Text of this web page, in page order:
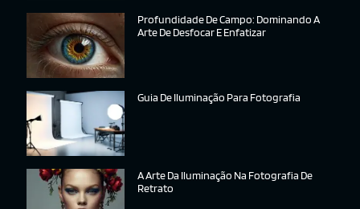
Profundidade De Campo: Dominando A
Arte De Desfocar E Enfatizar
Guia De Iluminação Para Fotografia
A Arte Da Iluminação Na Fotografia De
Retrato